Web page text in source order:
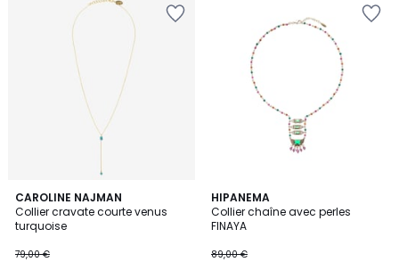
CAROLINE NAJMAN
Collier cravate courte venus
turquoise
79,00 €
HIPANEMA
Collier chaîne avec perles
FINAYA
89,00 €